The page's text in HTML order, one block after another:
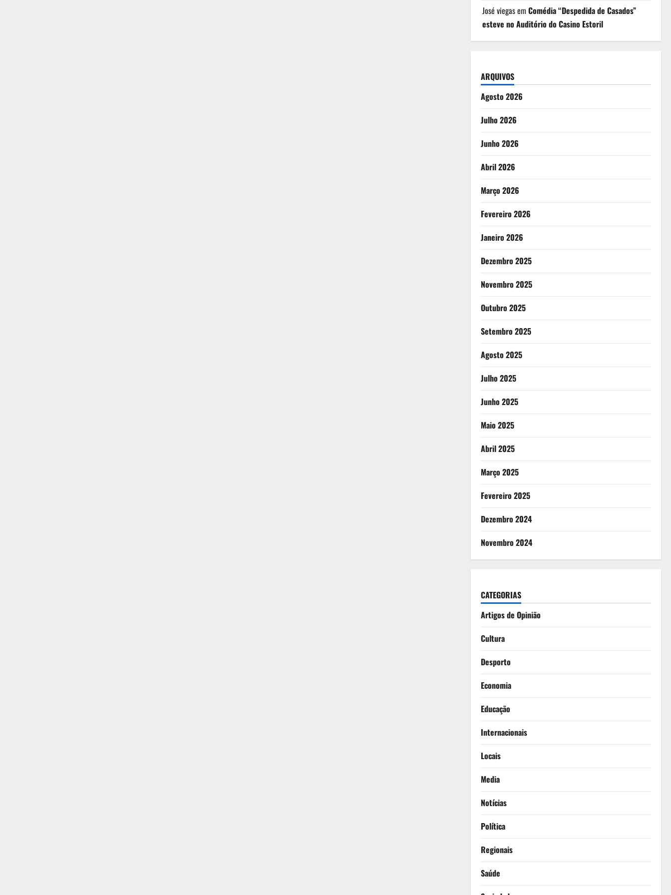
José viegasem Comédia “Despedida de Casados”
esteve no Auditório do Casino Estoril
ARQUIVOS
Agosto 2026
Julho 2026
Junho 2026
Abril 2026
Março 2026
Fevereiro 2026
Janeiro 2026
Dezembro 2025
Novembro 2025
Outubro 2025
Setembro 2025
Agosto 2025
Julho 2025
Junho 2025
Maio 2025
Abril 2025
Março 2025
Fevereiro 2025
Dezembro 2024
Novembro 2024
CATEGORIAS
Artigos de Opinião
Cultura
Desporto
Economia
Educação
Internacionais
Locais
Media
Notícias
Política
Regionais
Saúde